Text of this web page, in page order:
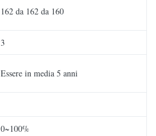
162 da 162 da 160
3
Essere in media 5 anni
0~100%